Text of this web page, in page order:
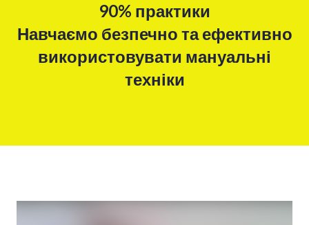
90% практики
Навчаємо безпечно та ефективно
використовувати мануальні
техніки